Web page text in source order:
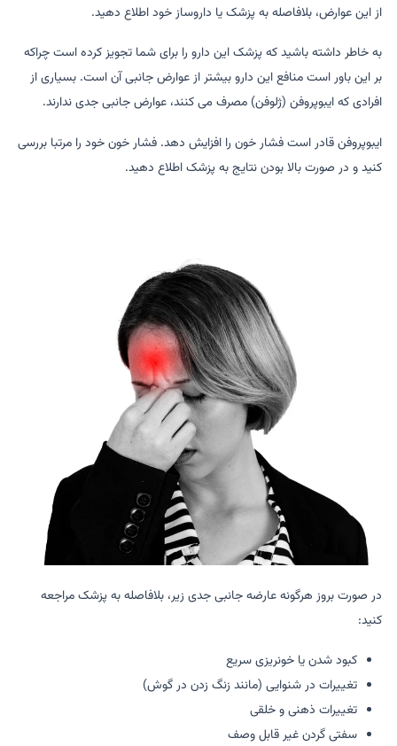
از این عوارض، بلافاصله به پزشک یا داروساز خود اطلاع دهید.
به خاطر داشته باشید که پزشک این دارو را برای شما تجویز کرده است چراکه
بر این باور است منافع این دارو بیشتر از عوارض جانبی آن است. بسیاری از
افرادی که ایبوپروفن (ژلوفن) مصرف می کنند، عوارض جانبی جدی ندارند.
ایبوپروفن قادر است فشار خون را افزایش دهد. فشار خون خود را مرتبا بررسی
کنید و در صورت بالا بودن نتایج به پزشک اطلاع دهید.
در صورت بروز هرگونه عارضه جانبی جدی زیر، بلافاصله به پزشک مراجعه
کنید:
کبود شدن یا خونریزی سریع
تغییرات در شنوایی (مانند زنگ زدن در گوش)
تغییرات ذهنی و خلقی
سفتی گردن غیر قابل وصف